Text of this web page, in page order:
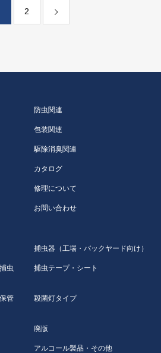
2
防虫関連
包装関連
駆除消臭関連
カタログ
修理について
お問い合わせ
捕虫器（工場・バックヤード向け）
虫
捕虫テープ・シート
管
殺菌灯タイプ
廃版
アルコール製品・その他